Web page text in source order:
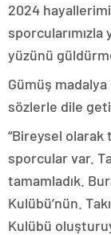
2024
yüzünü
Gümüş
sözlerle dile
“Bireysel olarak
sporcular var.
tamamladık.
Kulübü’nün.
Kulübü